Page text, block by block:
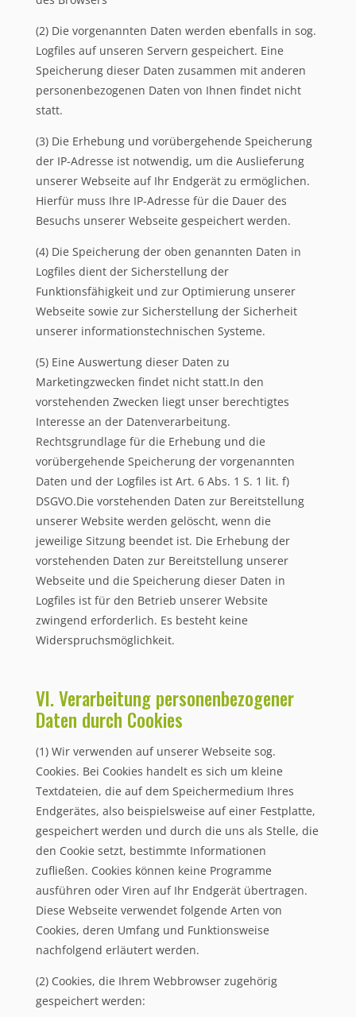
(2) Die vorgenannten Daten werden ebenfalls in sog.
Logfiles auf unseren Servern gespeichert. Eine
Speicherung dieser Daten zusammen mit anderen
personenbezogenen Daten von Ihnen findet nicht
statt.
(3) Die Erhebung und vorübergehende Speicherung
der IP-Adresse ist notwendig, um die Auslieferung
unserer Webseite auf Ihr Endgerät zu ermöglichen.
Hierfür muss Ihre IP-Adresse für die Dauer des
Besuchs unserer Webseite gespeichert werden.
(4) Die Speicherung der oben genannten Daten in
Logfiles dient der Sicherstellung der
Funktionsfähigkeit und zur Optimierung unserer
Webseite sowie zur Sicherstellung der Sicherheit
unserer informationstechnischen Systeme.
(5) Eine Auswertung dieser Daten zu
Marketingzwecken findet nicht statt.In den
vorstehenden Zwecken liegt unser berechtigtes
Interesse an der Datenverarbeitung.
Rechtsgrundlage für die Erhebung und die
vorübergehende Speicherung der vorgenannten
Daten und der Logfiles ist Art. 6 Abs. 1 S. 1 lit. f)
DSGVO.Die vorstehenden Daten zur Bereitstellung
unserer Website werden gelöscht, wenn die
jeweilige Sitzung beendet ist. Die Erhebung der
vorstehenden Daten zur Bereitstellung unserer
Webseite und die Speicherung dieser Daten in
Logfiles ist für den Betrieb unserer Website
zwingend erforderlich. Es besteht keine
Widerspruchsmöglichkeit.
VI. Verarbeitung personenbezogener
Daten durch Cookies
(1) Wir verwenden auf unserer Webseite sog.
Cookies. Bei Cookies handelt es sich um kleine
Textdateien, die auf dem Speichermedium Ihres
Endgerätes, also beispielsweise auf einer Festplatte,
gespeichert werden und durch die uns als Stelle, die
den Cookie setzt, bestimmte Informationen
zufließen. Cookies können keine Programme
ausführen oder Viren auf Ihr Endgerät übertragen.
Diese Webseite verwendet folgende Arten von
Cookies, deren Umfang und Funktionsweise
nachfolgend erläutert werden.
(2) Cookies, die Ihrem Webbrowser zugehörig
gespeichert werden: